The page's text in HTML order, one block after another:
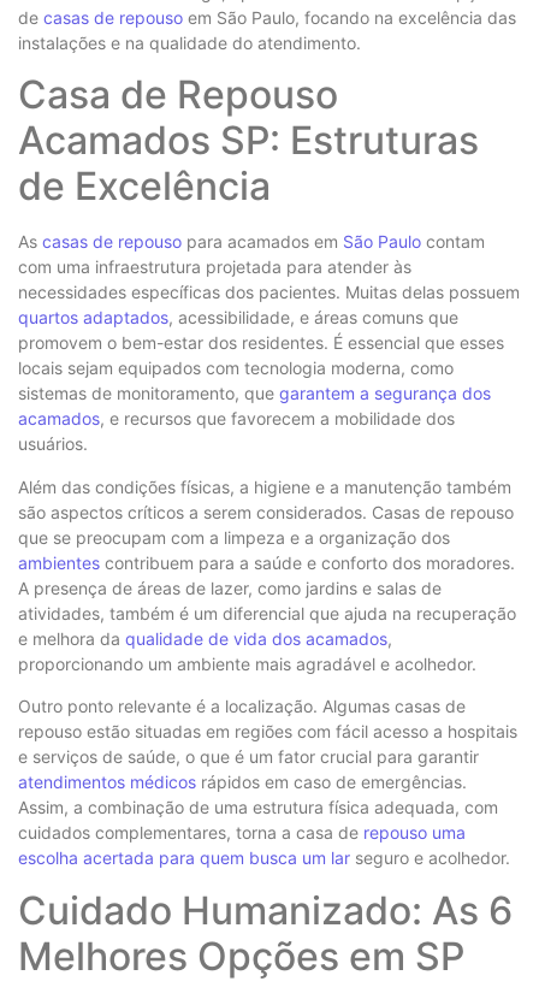
de casas de repouso em São Paulo, focando na excelência das
instalações e na qualidade do atendimento.
Casa de Repouso
Acamados SP: Estruturas
de Excelência
As casas de repouso para acamados em São Paulo contam
com uma infraestrutura projetada para atender às
necessidades específicas dos pacientes. Muitas delas possuem
quartos adaptados, acessibilidade, e áreas comuns que
promovem o bem-estar dos residentes. É essencial que esses
locais sejam equipados com tecnologia moderna, como
sistemas de monitoramento, que garantem a segurança dos
acamados, e recursos que favorecem a mobilidade dos
usuários.
Além das condições físicas, a higiene e a manutenção também
são aspectos críticos a serem considerados. Casas de repouso
que se preocupam com a limpeza e a organização dos
ambientes contribuem para a saúde e conforto dos moradores.
A presença de áreas de lazer, como jardins e salas de
atividades, também é um diferencial que ajuda na recuperação
e melhora da qualidade de vida dos acamados,
proporcionando um ambiente mais agradável e acolhedor.
Outro ponto relevante é a localização. Algumas casas de
repouso estão situadas em regiões com fácil acesso a hospitais
e serviços de saúde, o que é um fator crucial para garantir
atendimentos médicos rápidos em caso de emergências.
Assim, a combinação de uma estrutura física adequada, com
cuidados complementares, torna a casa de repouso uma
escolha acertada para quem busca um lar seguro e acolhedor.
Cuidado Humanizado: As 6
Melhores Opções em SP